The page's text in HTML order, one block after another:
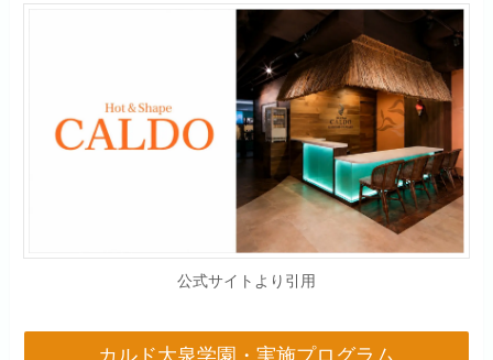
公式サイトより引用
カルド大泉学園・実施プログラム